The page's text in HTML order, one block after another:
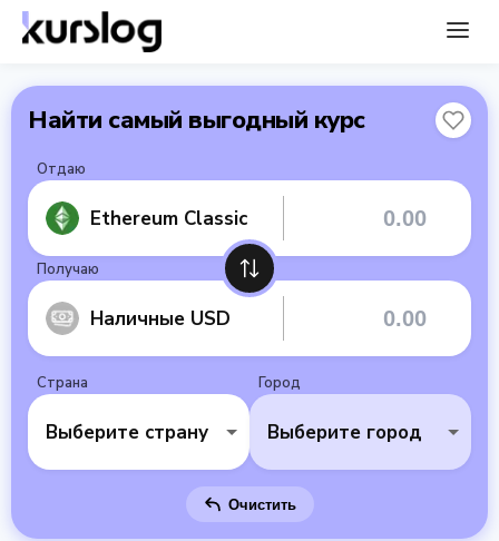
Найти самый выгодный курс
Отдаю
Ethereum Classic
Получаю
Наличные USD
Страна
Выберите страну
Город
Выберите город
Очистить